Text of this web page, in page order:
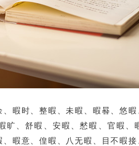
时、整暇、未暇、暇晷、悠暇
旷、舒暇、安暇、慭暇、官暇、
暇意、偟暇、八无暇、目不暇